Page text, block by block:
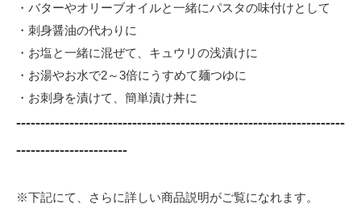
・バターやオリーブオイルと一緒にパスタの味付けとして
・刺身醤油の代わりに
・お塩と一緒に混ぜて、キュウリの浅漬けに
・お湯やお水で2～3倍にうすめて麺つゆに
・お刺身を漬けて、簡単漬け丼に
--------------------------------------------------------------------
-----------------------
※下記にて、さらに詳しい商品説明がご覧になれます。